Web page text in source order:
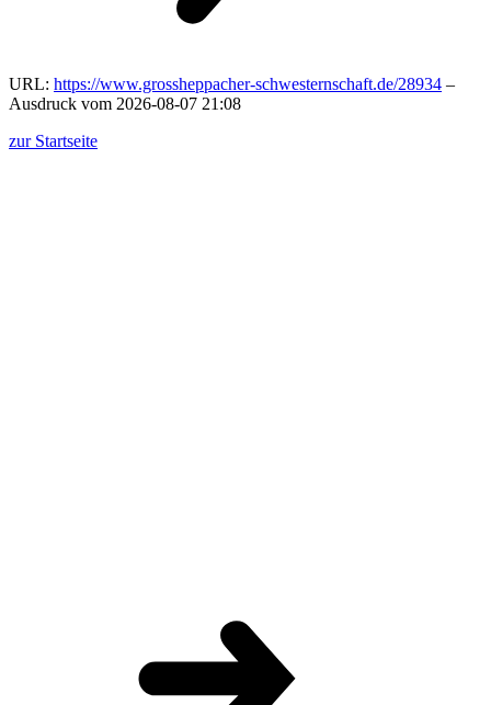
URL: https://www.grossheppacher-schwesternschaft.de/28934 –
Ausdruck vom 2026-08-07 21:08
zur Startseite